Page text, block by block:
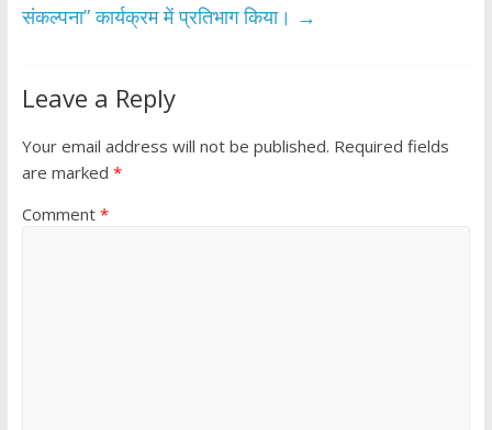
संकल्पना” कार्यक्रम में प्रतिभाग किया। →
Leave a Reply
Your email address will not be published. Required fields
are marked *
Comment *